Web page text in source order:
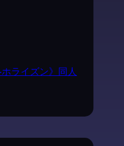
ライズン》同人